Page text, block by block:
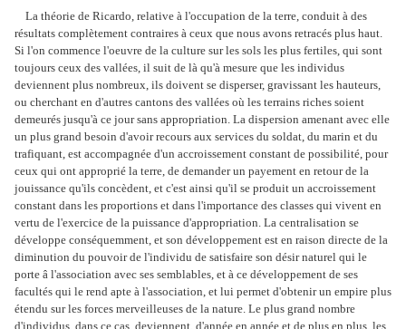
La théorie de Ricardo, relative à l'occupation de la terre, conduit à des
résultats complètement contraires à ceux que nous avons retracés plus haut.
Si l'on commence l'oeuvre de la culture sur les sols les plus fertiles, qui sont
toujours ceux des vallées, il suit de là qu'à mesure que les individus
deviennent plus nombreux, ils doivent se disperser, gravissant les hauteurs,
ou cherchant en d'autres cantons des vallées où les terrains riches soient
demeurés jusqu'à ce jour sans appropriation. La dispersion amenant avec elle
un plus grand besoin d'avoir recours aux services du soldat, du marin et du
trafiquant, est accompagnée d'un accroissement constant de possibilité, pour
ceux qui ont approprié la terre, de demander un payement en retour de la
jouissance qu'ils concèdent, et c'est ainsi qu'il se produit un accroissement
constant dans les proportions et dans l'importance des classes qui vivent en
vertu de l'exercice de la puissance d'appropriation. La centralisation se
développe conséquemment, et son développement est en raison directe de la
diminution du pouvoir de l'individu de satisfaire son désir naturel qui le
porte â l'association avec ses semblables, et à ce développement de ses
facultés qui le rend apte à l'association, et lui permet d'obtenir un empire plus
étendu sur les forces merveilleuses de la nature. Le plus grand nombre
d'individus, dans ce cas, deviennent, d'année en année et de plus en plus, les